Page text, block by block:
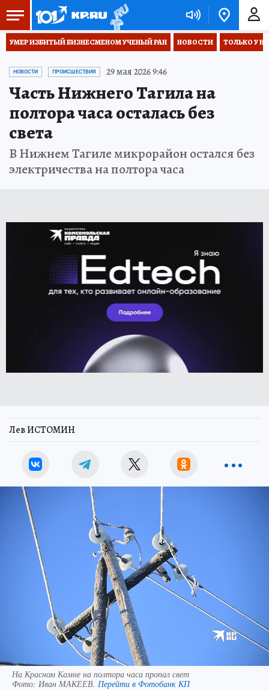
УМЕР ИЗБИТЫЙ БИЗНЕСМЕНОМ УЧЕНЫЙ РАН НОВОСТИ ТОЛЬКО У
НОВОСТИ ПРОИСШЕСТВИЯ 29 мая 2026 9:46
Часть Нижнего Тагила на
полтора часа осталась без
света
В Нижнем Тагиле микрорайон остался без
электричества на полтора часа
Лев ИСТОМИН
На Красном Камне на полтора часа пропал свет
Фото: Иван МАКЕЕВ. Перейти в Фотобанк КП